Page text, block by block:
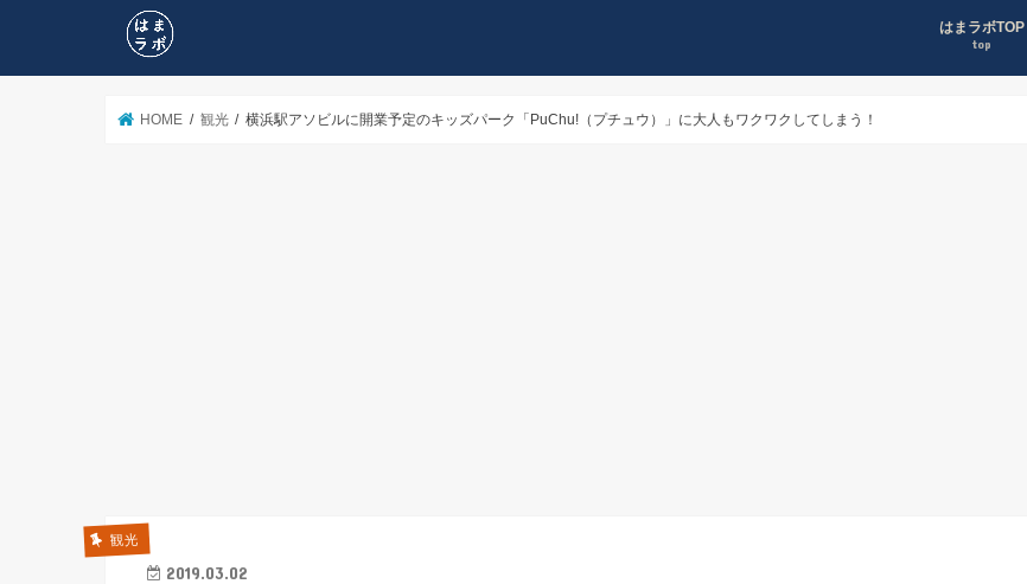
はまラボTOP
top
HOME 観光 横浜駅アソビルに開業予定のキッズパーク「PuChu!（プチュウ）」に大人もワクワクしてしまう！
観光
2019.03.02